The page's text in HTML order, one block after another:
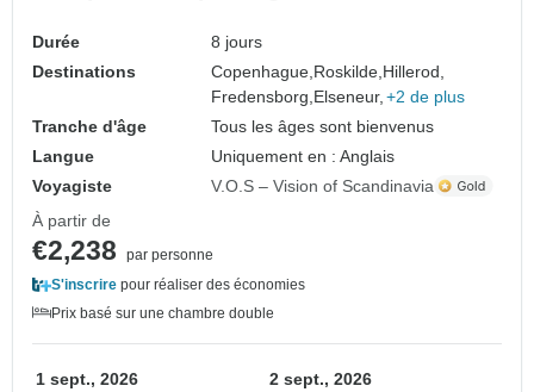
Durée
8 jours
Destinations
Copenhague, Roskilde, Hillerod,
Fredensborg, Elseneur, +2 de plus
Tranche d'âge
Tous les âges sont bienvenus
Langue
Uniquement en : Anglais
Voyagiste
V.O.S – Vision of Scandinavia
À partir de
€2,238
par personne
S'inscrire pour réaliser des économies
Prix basé sur une chambre double
1 sept., 2026 2 sept., 2026